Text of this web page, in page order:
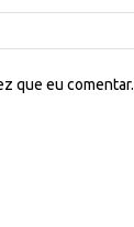
que eu comentar.